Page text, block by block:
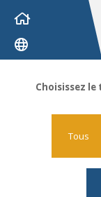
Choisissez
Tous